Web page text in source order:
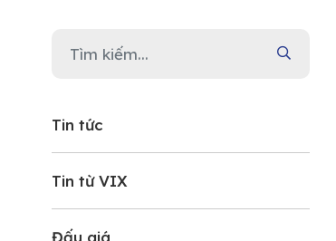
Tin tức
Tin từ VIX
Đấu giá